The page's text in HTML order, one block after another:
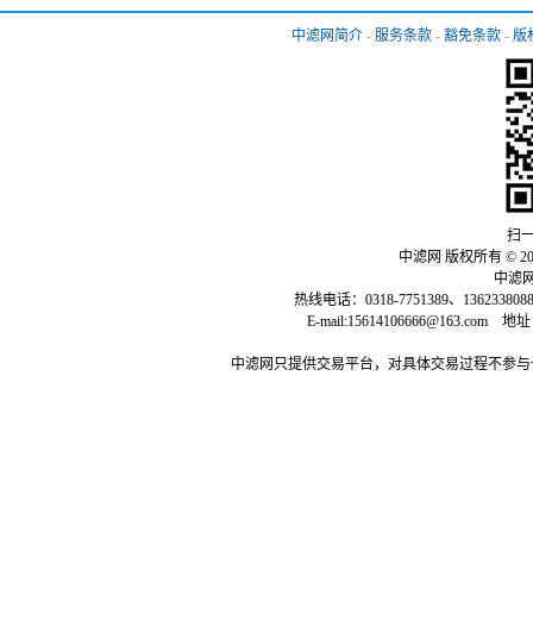
中滤网简介 - 服务条款 - 豁免条款 - 版
扫
中滤网 版权所有 ©
中滤
热线电话：0318-7751389、
E-mail:15614106666@163.com 地
中滤网只提供交易平台，对具体交易过程不参